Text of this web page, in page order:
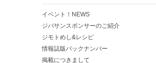
イベント！NEWS
ジバサンスポンサーのご紹介
ジモトめし&レシピ
情報誌版バックナンバー
掲載につきまして